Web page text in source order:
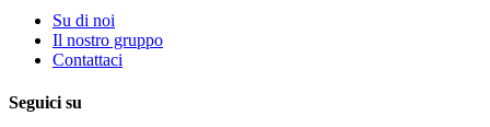
Su di noi
Il nostro gruppo
Contattaci
Seguici su